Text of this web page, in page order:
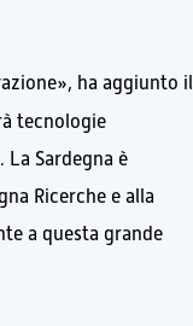
ha aggiunto il
tecnologie
Sardegna è
Ricerche e alla
a questa grande